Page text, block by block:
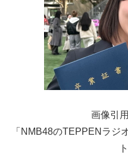
画像引
「NMB48のTEPPENラジ